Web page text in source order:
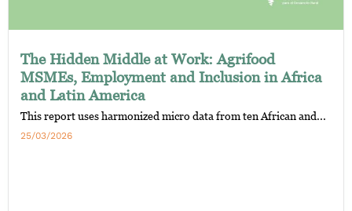
The Hidden Middle at Work: Agrifood
MSMEs, Employment and Inclusion in Africa
and Latin America
This report uses harmonized micro data from ten African and...
25/03/2026